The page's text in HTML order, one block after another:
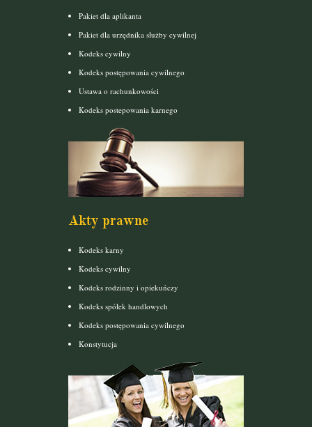
Pakiet dla aplikanta
Pakiet dla urzędnika służby cywilnej
Kodeks cywilny
Kodeks postępowania cywilnego
Ustawa o rachunkowości
Kodeks postepowania karnego
Akty prawne
Kodeks karny
Kodeks cywilny
Kodeks rodzinny i opiekuńczy
Kodeks spółek handlowych
Kodeks postępowania cywilnego
Konstytucja